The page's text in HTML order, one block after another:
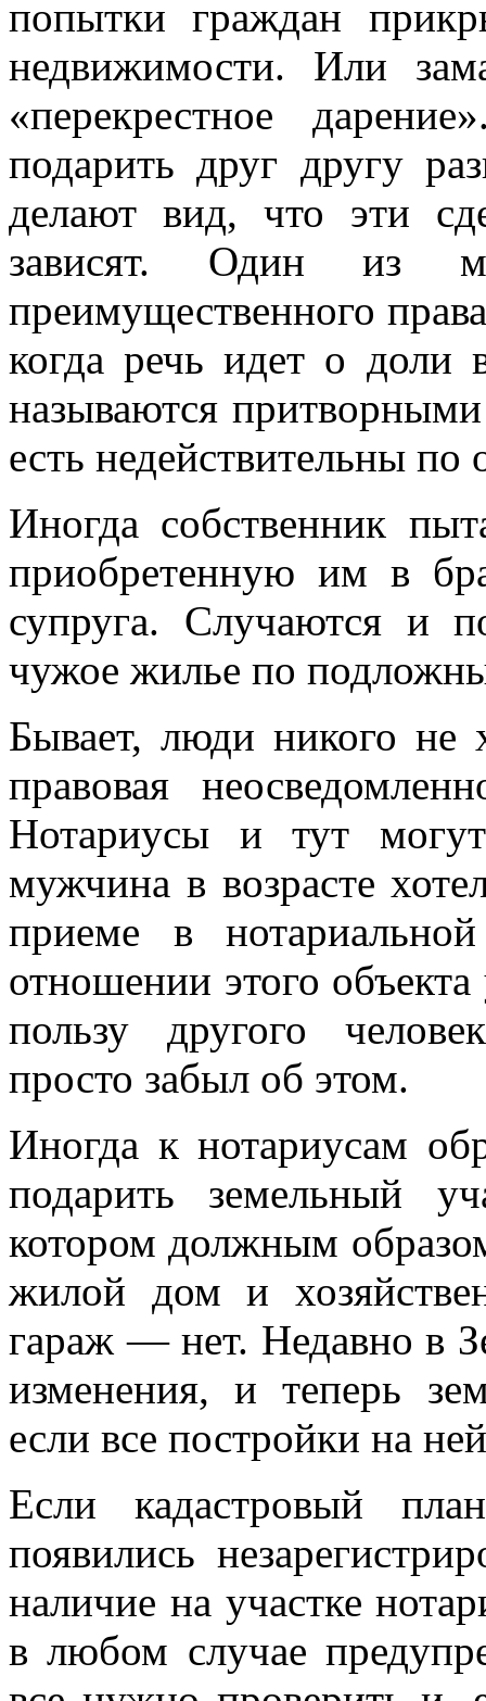
попытки граждан
недвижимости. Или
«перекрестное
подарить друг другу
делают вид, что эти
зависят. Один из
преимущественного
когда речь идет о доли
называются
есть недействительны по
Иногда собственник
приобретенную им в
супруга. Случаются и
чужое жилье по
Бывает, люди никого не
правовая
Нотариусы и тут
мужчина в возрасте
приеме в
отношении этого
пользу другого
просто забыл об этом.
Иногда к нотариусам
подарить земельный
котором должным
жилой дом и
гараж — нет. Недавно в
изменения, и теперь
если все постройки на
Если кадастровый
появились
наличие на участке
в любом случае